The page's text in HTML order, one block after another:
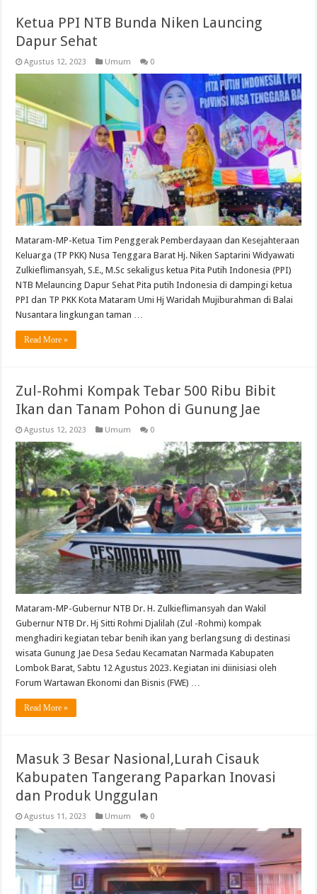
Ketua PPI NTB Bunda Niken Launcing
Dapur Sehat
Agustus 12, 2023 Umum 0
Mataram-MP-Ketua Tim Penggerak Pemberdayaan dan Kesejahteraan
Keluarga (TP PKK) Nusa Tenggara Barat Hj. Niken Saptarini Widyawati
Zulkieflimansyah, S.E., M.Sc sekaligus ketua Pita Putih Indonesia (PPI)
NTB Melauncing Dapur Sehat Pita putih Indonesia di dampingi ketua
PPI dan TP PKK Kota Mataram Umi Hj Waridah Mujiburahman di Balai
Nusantara lingkungan taman …
Read More »
Zul-Rohmi Kompak Tebar 500 Ribu Bibit
Ikan dan Tanam Pohon di Gunung Jae
Agustus 12, 2023 Umum 0
Mataram-MP-Gubernur NTB Dr. H. Zulkieflimansyah dan Wakil
Gubernur NTB Dr. Hj Sitti Rohmi Djalilah (Zul -Rohmi) kompak
menghadiri kegiatan tebar benih ikan yang berlangsung di destinasi
wisata Gunung Jae Desa Sedau Kecamatan Narmada Kabupaten
Lombok Barat, Sabtu 12 Agustus 2023. Kegiatan ini diinisiasi oleh
Forum Wartawan Ekonomi dan Bisnis (FWE) …
Read More »
Masuk 3 Besar Nasional,Lurah Cisauk
Kabupaten Tangerang Paparkan Inovasi
dan Produk Unggulan
Agustus 11, 2023 Umum 0